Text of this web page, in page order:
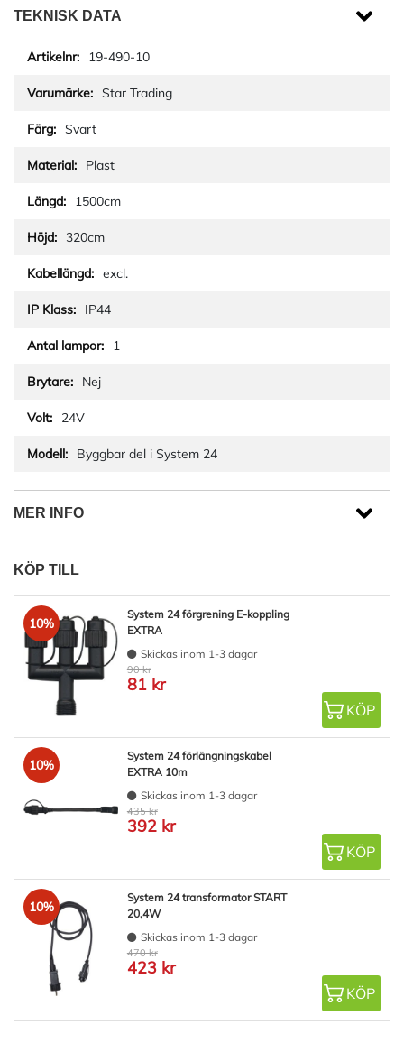
TEKNISK DATA
19-490-10
Star Trading
Svart
Plast
1500cm
320cm
excl.
IP44
1
Nej
24V
Byggbar del i System 24
MER INFO
KÖP TILL
10%
System 24 förgrening E-koppling
EXTRA
Skickas inom 1-3 dagar
90 kr
81 kr
KÖP
10%
System 24 förlängningskabel
EXTRA 10m
Skickas inom 1-3 dagar
435 kr
392 kr
KÖP
10%
System 24 transformator START
20,4W
Skickas inom 1-3 dagar
470 kr
423 kr
KÖP